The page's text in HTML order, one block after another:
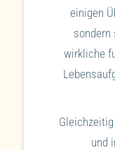
einigen
wirkliche
und